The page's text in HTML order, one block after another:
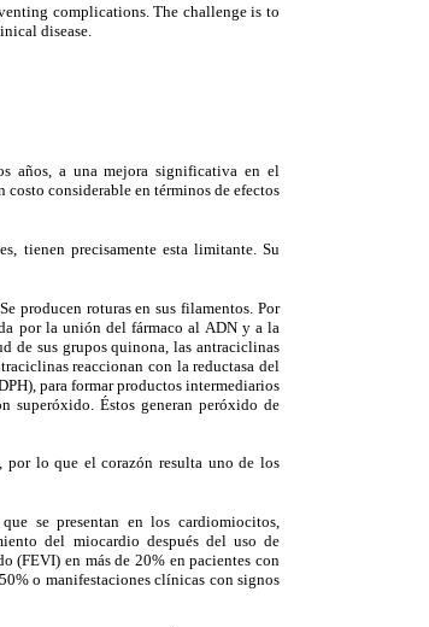
complications. The challenge is to
disease.
años, a una mejora significativa en el
costo considerable en términos de efectos
tienen precisamente esta limitante. Su
producen roturas en sus filamentos. Por
por la unión del fármaco al ADN y a la
de sus grupos quinona, las antraciclinas
reaccionan con la reductasa del
para formar productos intermediarios
superóxido. Éstos generan peróxido de
por lo que el corazón resulta uno de los
se presentan en los cardiomiocitos,
del miocardio después del uso de
(FEVI) en más de 20% en pacientes con
o manifestaciones clínicas con signos